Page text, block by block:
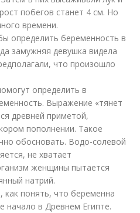
побегов станет 4 см. Но
времени.
определить беременность в
замужняя девушка видела
что произошло
определить в
Выражение «тянет
древней приметой,
пополнении. Такое
обосновать. Водо-солевой
не хватает
женщины пытается
натрий.
понять, что беременна
начало в Древнем Египте.